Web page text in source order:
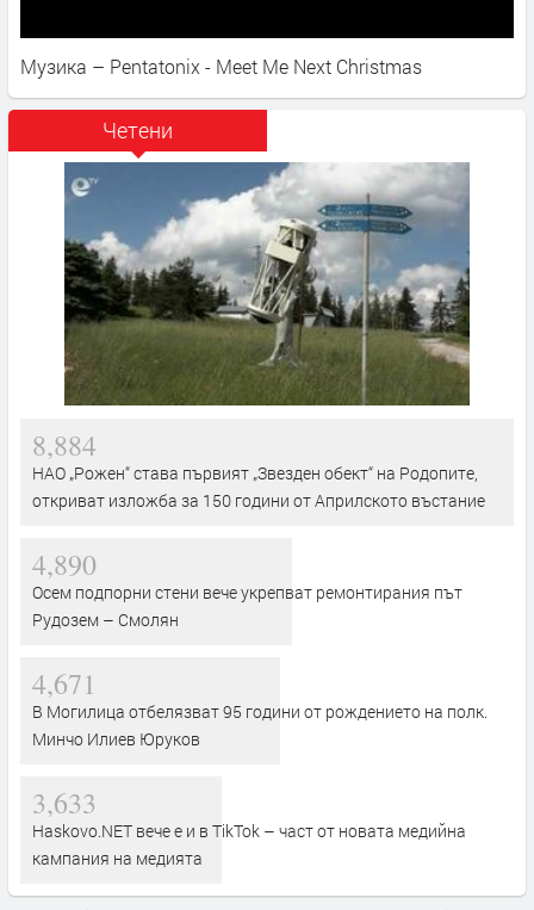
Музика – Pentatonix - Meet Me Next Christmas
Четени
8,884
НАО „Рожен“ става първият „Звезден обект“ на Родопите,
откриват изложба за 150 години от Априлското въстание
4,890
Осем подпорни стени вече укрепват ремонтирания път
Рудозем – Смолян
4,671
В Могилица отбелязват 95 години от рождението на полк.
Минчо Илиев Юруков
3,633
Haskovo.NET вече е и в TikTok – част от новата медийна
кампания на медията